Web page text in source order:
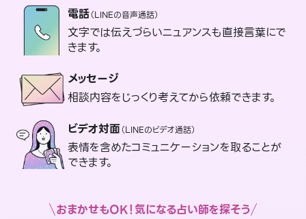
電話（LINEの音声通話）
文字では伝えづらいニュアンスも直接言葉にで
きます。
メッセージ
相談内容をじっくり考えてから依頼できます。
ビデオ対面（LINEのビデオ通話）
表情を含めたコミュニケーションを取ることが
できます。
おまかせもOK！気になる占い師を探そう